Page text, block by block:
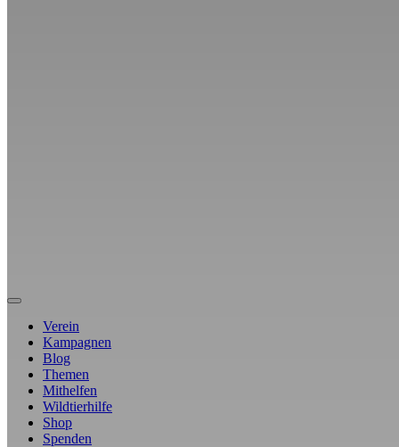
Verein
Kampagnen
Blog
Themen
Mithelfen
Wildtierhilfe
Shop
Spenden